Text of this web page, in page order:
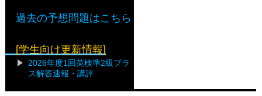
過去の予想問題はこちら
[学生向け更新情報]
2026年度1回英検準2級プラ
ス解答速報・講評